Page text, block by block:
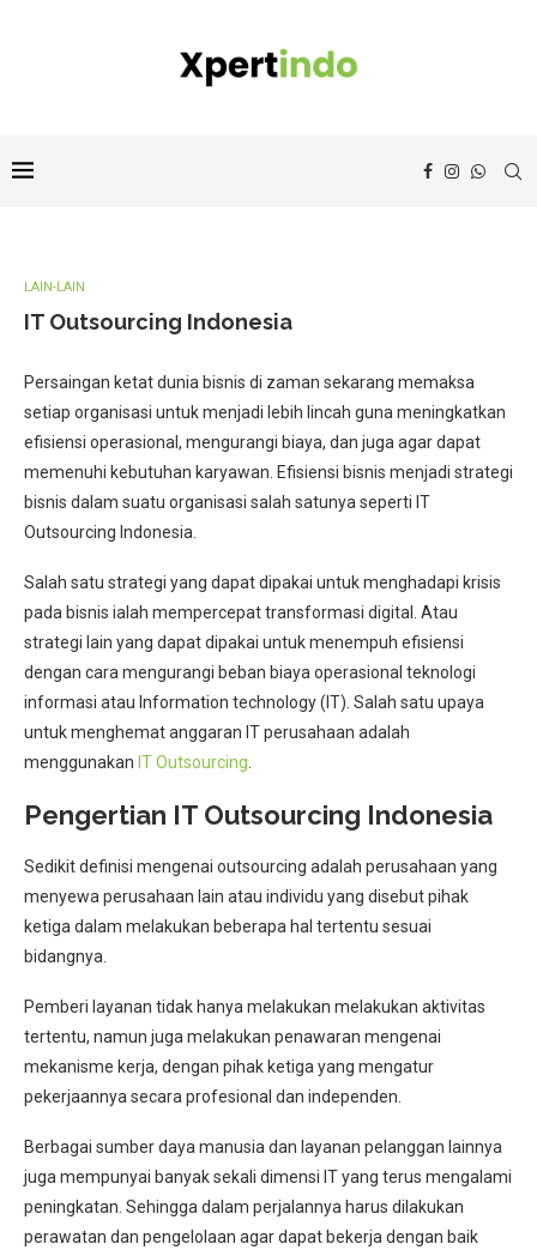
LAIN-LAIN
IT Outsourcing Indonesia
Persaingan ketat dunia bisnis di zaman sekarang memaksa
setiap organisasi untuk menjadi lebih lincah guna meningkatkan
efisiensi operasional, mengurangi biaya, dan juga agar dapat
memenuhi kebutuhan karyawan. Efisiensi bisnis menjadi strategi
bisnis dalam suatu organisasi salah satunya seperti IT
Outsourcing Indonesia.
Salah satu strategi yang dapat dipakai untuk menghadapi krisis
pada bisnis ialah mempercepat transformasi digital. Atau
strategi lain yang dapat dipakai untuk menempuh efisiensi
dengan cara mengurangi beban biaya operasional teknologi
informasi atau Information technology (IT). Salah satu upaya
untuk menghemat anggaran IT perusahaan adalah
menggunakan IT Outsourcing
Pengertian IT Outsourcing Indonesia
Sedikit definisi mengenai outsourcing adalah perusahaan yang
menyewa perusahaan lain atau individu yang disebut pihak
ketiga dalam melakukan beberapa hal tertentu sesuai
bidangnya.
Pemberi layanan tidak hanya melakukan melakukan aktivitas
tertentu, namun juga melakukan penawaran mengenai
mekanisme kerja, dengan pihak ketiga yang mengatur
pekerjaannya secara profesional dan independen.
Berbagai sumber daya manusia dan layanan pelanggan lainnya
juga mempunyai banyak sekali dimensi IT yang terus mengalami
peningkatan. Sehingga dalam perjalannya harus dilakukan
perawatan dan pengelolaan agar dapat bekerja dengan baik